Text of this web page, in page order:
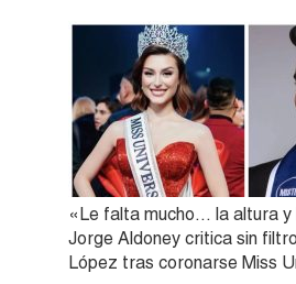
«Le falta mucho… la altura
Jorge Aldoney critica sin
López tras coronarse Miss